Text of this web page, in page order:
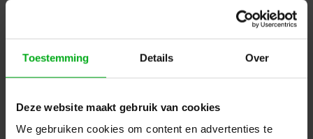
Toestemming Details Over
Deze website maakt gebruik van cookies
We gebruiken cookies om content en advertenties te
helpen u graag verder met zoeken! Mail uw vraag naar
info@podiumtechniek.nlof probeer een van onze andere
Terug naar vorige pagina